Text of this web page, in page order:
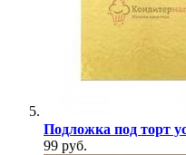
Подложка под торт
99 руб.